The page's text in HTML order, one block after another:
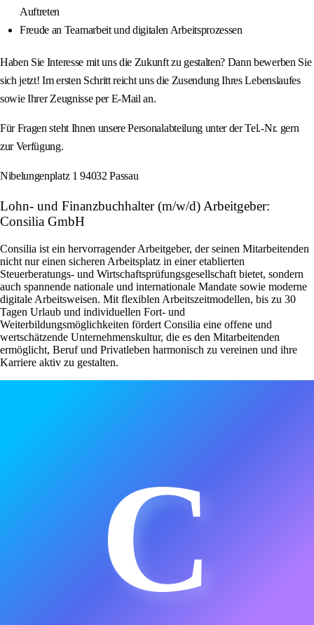
Auftreten
Freude an Teamarbeit und digitalen Arbeitsprozessen
Haben Sie Interesse mit uns die Zukunft zu gestalten? Dann bewerben Sie
sich jetzt! Im ersten Schritt reicht uns die Zusendung Ihres Lebenslaufes
sowie Ihrer Zeugnisse per E-Mail an.
Für Fragen steht Ihnen unsere Personalabteilung unter der Tel.-Nr. gern
zur Verfügung.
Nibelungenplatz 1 94032 Passau
Lohn- und Finanzbuchhalter (m/w/d) Arbeitgeber:
Consilia GmbH
Consilia ist ein hervorragender Arbeitgeber, der seinen Mitarbeitenden
nicht nur einen sicheren Arbeitsplatz in einer etablierten
Steuerberatungs- und Wirtschaftsprüfungsgesellschaft bietet, sondern
auch spannende nationale und internationale Mandate sowie moderne
digitale Arbeitsweisen. Mit flexiblen Arbeitszeitmodellen, bis zu 30
Tagen Urlaub und individuellen Fort- und
Weiterbildungsmöglichkeiten fördert Consilia eine offene und
wertschätzende Unternehmenskultur, die es den Mitarbeitenden
ermöglicht, Beruf und Privatleben harmonisch zu vereinen und ihre
Karriere aktiv zu gestalten.
C